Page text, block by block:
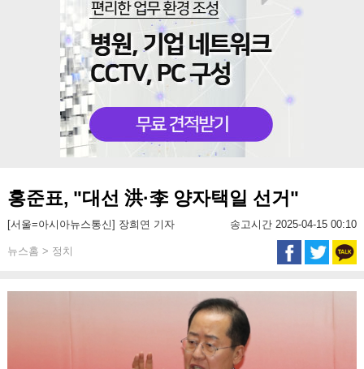
홍준표, "대선 洪·李 양자택일 선거"
[서울=아시아뉴스통신] 장희연 기자 송고시간 2025-04-15 00:10
뉴스홈 > 정치